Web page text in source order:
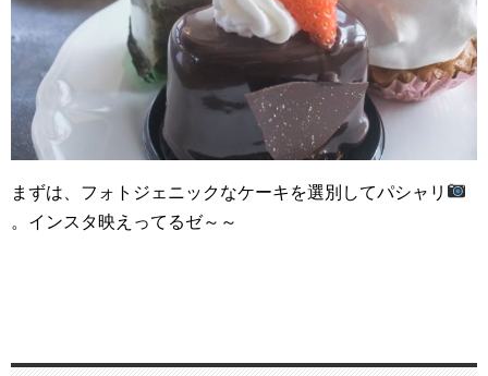
まずは、フォトジェニックなケーキを選別してパシャリ
。インスタ映えってるゼ～～